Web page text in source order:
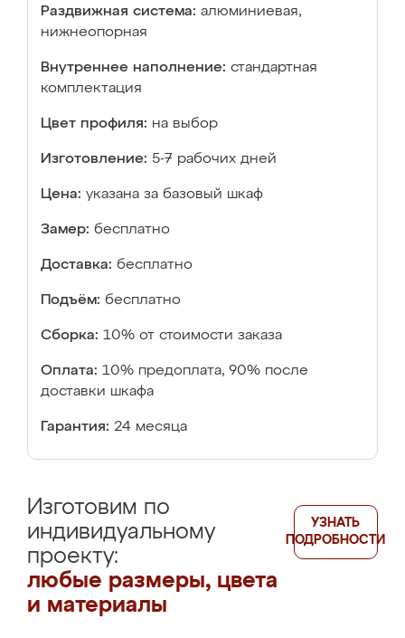
Раздвижная система: алюминиевая,
нижнеопорная
Внутреннее наполнение: стандартная
комплектация
Цвет профиля: на выбор
Изготовление: 5-7 рабочих дней
Цена: указана за базовый шкаф
Замер: бесплатно
Доставка: бесплатно
Подъём: бесплатно
Сборка: 10% от стоимости заказа
Оплата: 10% предоплата, 90% после
доставки шкафа
Гарантия: 24 месяца
Изготовим по
индивидуальному
проекту:
любые размеры, цвета
и материалы
УЗНАТЬ
ПОДРОБНОСТИ